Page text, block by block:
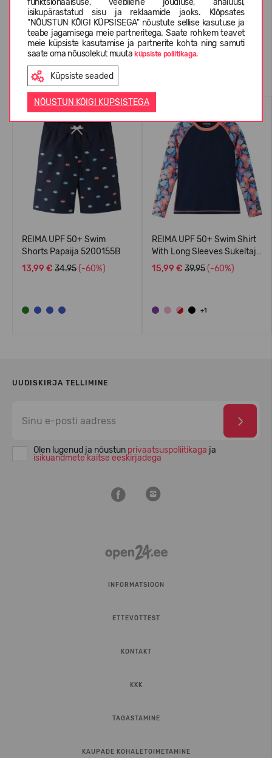
funktsionaalsuse, veebilehe jõudluse, analüüsi,
isikupärastatud sisu ja reklaamide jaoks. Klõpsates
"NÕUSTUN KÕIGI KÜPSISEGA" nõustute sellise kasutuse ja
teabe jagamisega meie partneritega. Saate rohkem teavet
meie küpsiste kasutamise ja partnerite kohta ning samuti
saate oma nõusolekut muutaküpsiste poliitikaga.
Küpsiste seaded
NÕUSTUN KÕIGI KÜPSISTEGA
KLIENTIDE ARVUSTUSED (0)
Sarnased tooted
UV50
REIMA UPF 50+ Swim
Shorts Papaija 5200155B
13,99 € 34.95 (-60%)
UV50
REIMA UPF 50+ Swim Shirt
With Long Sleeves Sukeltaja
5200140A
15,99 € 39.95 (-60%)
+1
UUDISKIRJA TELLIMINE
Olen lugenud ja nõustun privaatsuspoliitikaga ja
isikuandmete kaitse eeskirjadega
INFORMATSIOON
ETTEVÕTTEST
KONTAKT
KKK
TAGASTAMINE
KAUPADE KOHALETOIMETAMINE